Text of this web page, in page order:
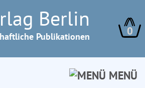
Berlin
Publikationen 0
MENÜ